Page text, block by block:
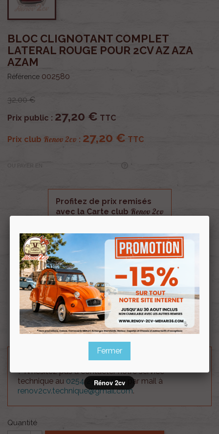
BLOC CLIGNOTANT COMPLET
LATERAL ROUGE POUR 2CV AZ AZA
AZAM
Référence 002580
32,00 €
Prix public : 27,20 € TTC
Prix club Renov 2cv : 27,20 € TTC
Profitez de prix remisés
avec la Carte club Renov 2cv
Souscrire
au clubRenov 2cv
Bloc clignotant complet lateral rouge pour 2cv AZ
AZA AZAM .
Nouvelle production RENOV 2CV.
Besoin d'un renseignement technique sur le produit
? N'hésitez pas à contacter notre service
technique au 0254 277 154 ou par mail à
renov2cv.technique@gmail.com.
Quantité
Fermer
Rénov 2cv